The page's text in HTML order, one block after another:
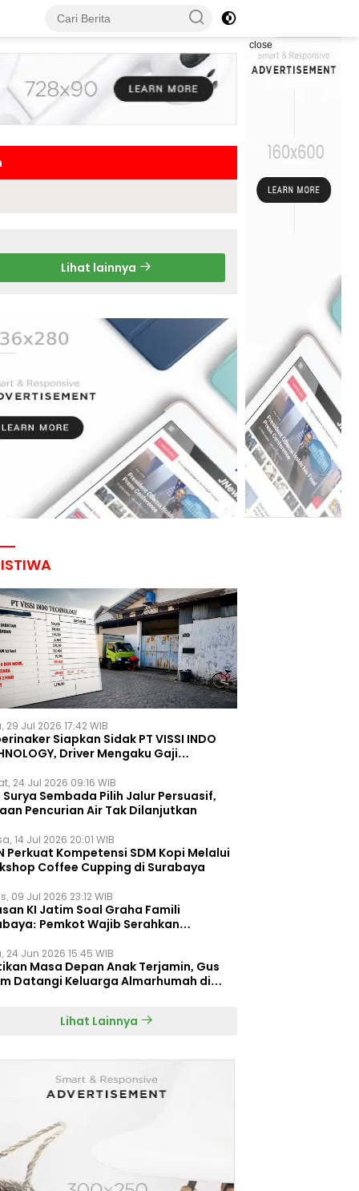
close
Lihat lainnya
29 Jul 2026 17:42 WIB
Siapkan Sidak PT VISSI INDO
Driver Mengaku Gaji
24 Jul 2026 09:16 WIB
Surya Sembada Pilih Jalur Persuasif,
Pencurian Air Tak Dilanjutkan
14 Jul 2026 20:01 WIB
Perkuat Kompetensi SDM Kopi Melalui
Coffee Cupping di Surabaya
09 Jul 2026 23:12 WIB
KI Jatim Soal Graha Famili
Pemkot Wajib Serahkan
24 Jun 2026 15:45 WIB
Masa Depan Anak Terjamin, Gus
Datangi Keluarga Almarhumah di
Lihat Lainnya